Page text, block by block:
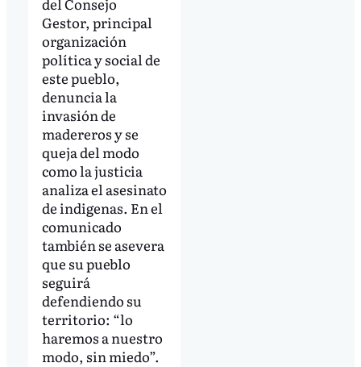
Gestor, principal
organización
política y social de
este pueblo,
denuncia la
invasión de
madereros y se
queja del modo
como la justicia
analiza el asesinato
de indigenas. En el
comunicado
también se asevera
que su pueblo
seguirá
defendiendo su
territorio: “lo
haremos a nuestro
modo, sin miedo”.